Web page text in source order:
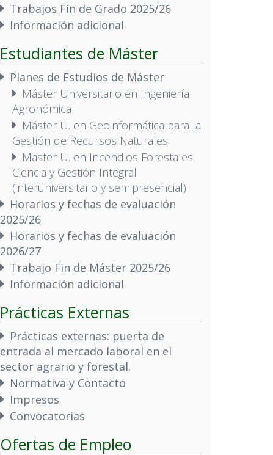
Trabajos Fin de Grado 2025/26
Información adicional
Estudiantes de Máster
Planes de Estudios de Máster
Máster Universitario en Ingeniería
Agronómica
Máster U. en Geoinformática para la
Gestión de Recursos Naturales
Master U. en Incendios Forestales.
Ciencia y Gestión Integral
(interuniversitario y semipresencial)
Horarios y fechas de evaluación
2025/26
Horarios y fechas de evaluación
2026/27
Trabajo Fin de Máster 2025/26
Información adicional
Prácticas Externas
Prácticas externas: puerta de
entrada al mercado laboral en el
sector agrario y forestal.
Normativa y Contacto
Impresos
Convocatorias
Ofertas de Empleo